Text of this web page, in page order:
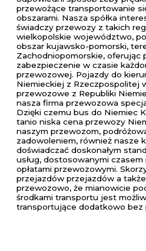
przewożące transportowanie
obszarami. Nasza spółka
świadczy przewozy z takich
wielkopolskie województwo,
obszar kujawsko-pomorski,
Zachodniopomorskie, oferując
zabezpieczenie w czasie
przewozowej. Pojazdy do
Niemieckiej z Rzeczpospolitej
przewozowe z Republiki
nasza firma przewozowa
Dzięki czemu bus do Niemiec
tanio niska cena przewozy
naszym przewozom,
zadowoleniem, również nasze
doświadczać doskonałym
usług, dostosowanymi
opłatami przewozowymi.
przejazdów przejazdów a
przewozowo, że mianowicie
środkami transportu jest
transportujące dodatkowo bez